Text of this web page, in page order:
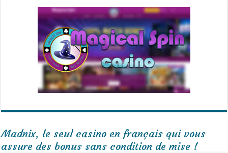
Madnix, le seul casino en français qui vous
assure des bonus sans condition de mise !